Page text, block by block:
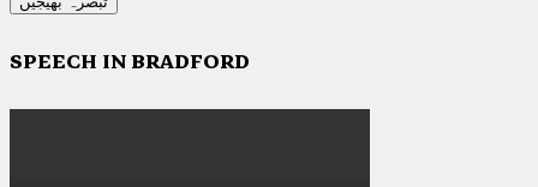
SPEECH IN BRADFORD